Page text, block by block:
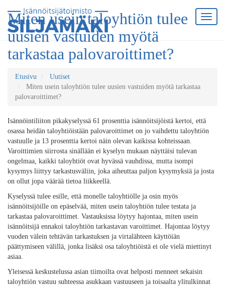
Miten usein taloyhtiön tulee
uusien vastuiden myötä
tarkastaa palovaroittimet?
Etusivu
Uutiset
Miten usein taloyhtiön tulee uusien vastuiden myötä tarkastaa
palovaroittimet?
Isännöintiliiton pikakyselyssä 61 prosenttia isännöitsijöistä kertoi, että
osassa heidän taloyhtiöistään palovaroittimet on jo vaihdettu taloyhtiön
vastuulle ja 13 prosenttia kertoi näin olevan kaikissa kohteissaan.
Varoittimien siirrosta sinällään ei kyselyn mukaan näyttäisi tulevan
ongelmaa, kaikki taloyhtiöt ovat hyvässä vauhdissa, mutta isompi
kysymys liittyy tarkastusväliin, joka aiheuttaa paljon kysymyksiä ja josta
on ollut jopa väärää tietoa liikkeellä.
Kyselyssä tulee esille, että monelle taloyhtiölle ja osin myös
isännöitsijöille on epäselvää, miten usein taloyhtiön tulee testata ja
tarkastaa palovaroittimet. Vastauksissa löytyy hajontaa, miten usein
isännöitsijä ennakoi taloyhtiön tarkastavan varoittimet. Hajontaa löytyy
vuoden välein tehtävän tarkastuksen ja virtalähteen käyttöiän
päättymiseen välillä, jonka lisäksi osa taloyhtiöistä ei ole vielä miettinyt
asiaa.
Yleisessä keskustelussa asian tiimoilta ovat helposti menneet sekaisin
taloyhtiön vastuu suhteessa asukkaan vastuuseen ja toisaalta ylitulkinnat